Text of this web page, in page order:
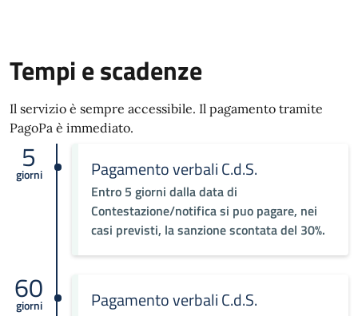
Tempi e scadenze
Il servizio è sempre accessibile. Il pagamento tramite
PagoPa è immediato.
5
giorni Pagamento verbali C.d.S.
Entro 5 giorni dalla data di
Contestazione/notifica si puo pagare, nei
casi previsti, la sanzione scontata del 30%.
60
giorni Pagamento verbali C.d.S.